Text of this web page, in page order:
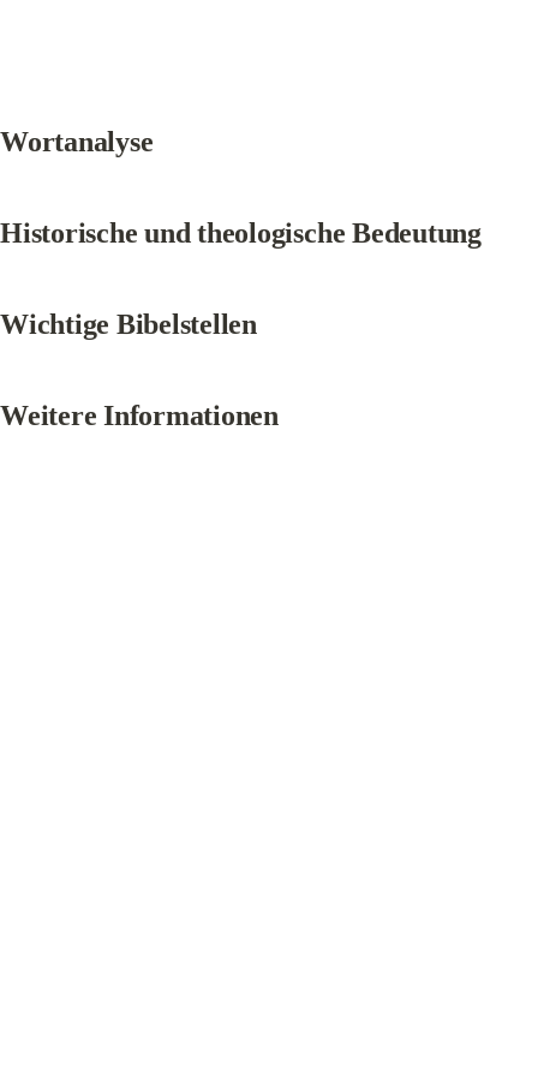
Wortanalyse
Historische und theologische Bedeutung
Wichtige Bibelstellen
Weitere Informationen